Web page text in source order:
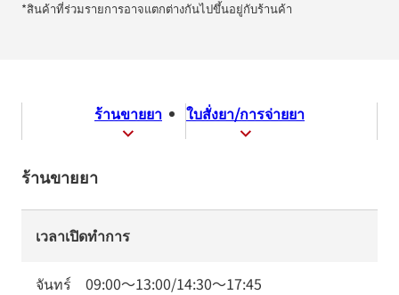
*สินค้าที่ร่วมรายการอาจแตกต่างกันไปขึ้นอยู่กับร้านค้า
ร้านขายยา ใบสั่งยา/การจ่ายยา
ร้านขายยา
เวลาเปิดทำการ
จันทร์ 09:00～13:00/14:30～17:45